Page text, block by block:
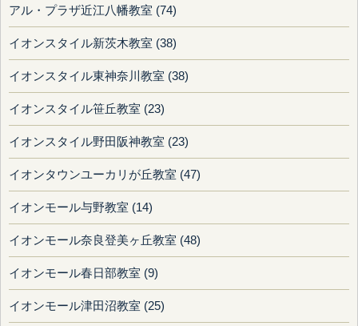
アル・プラザ近江八幡教室 (74)
イオンスタイル新茨木教室 (38)
イオンスタイル東神奈川教室 (38)
イオンスタイル笹丘教室 (23)
イオンスタイル野田阪神教室 (23)
イオンタウンユーカリが丘教室 (47)
イオンモール与野教室 (14)
イオンモール奈良登美ヶ丘教室 (48)
イオンモール春日部教室 (9)
イオンモール津田沼教室 (25)